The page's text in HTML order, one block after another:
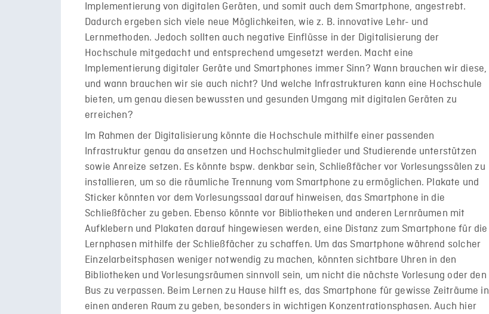
Implementierung von digitalen Geräten, und somit auch dem Smartphone, angestrebt.
Dadurch ergeben sich viele neue Möglichkeiten, wie z. B. innovative Lehr- und
Lernmethoden. Jedoch sollten auch negative Einflüsse in der Digitalisierung der
Hochschule mitgedacht und entsprechend umgesetzt werden. Macht eine
Implementierung digitaler Geräte und Smartphones immer Sinn? Wann brauchen wir diese,
und wann brauchen wir sie auch nicht? Und welche Infrastrukturen kann eine Hochschule
bieten, um genau diesen bewussten und gesunden Umgang mit digitalen Geräten zu
erreichen?
Im Rahmen der Digitalisierung könnte die Hochschule mithilfe einer passenden
Infrastruktur genau da ansetzen und Hochschulmitglieder und Studierende unterstützen
sowie Anreize setzen. Es könnte bspw. denkbar sein, Schließfächer vor Vorlesungssälen zu
installieren, um so die räumliche Trennung vom Smartphone zu ermöglichen. Plakate und
Sticker könnten vor dem Vorlesungssaal darauf hinweisen, das Smartphone in die
Schließfächer zu geben. Ebenso könnte vor Bibliotheken und anderen Lernräumen mit
Aufklebern und Plakaten darauf hingewiesen werden, eine Distanz zum Smartphone für die
Lernphasen mithilfe der Schließfächer zu schaffen. Um das Smartphone während solcher
Einzelarbeitsphasen weniger notwendig zu machen, könnten sichtbare Uhren in den
Bibliotheken und Vorlesungsräumen sinnvoll sein, um nicht die nächste Vorlesung oder den
Bus zu verpassen. Beim Lernen zu Hause hilft es, das Smartphone für gewisse Zeiträume in
einen anderen Raum zu geben, besonders in wichtigen Konzentrationsphasen. Auch hier